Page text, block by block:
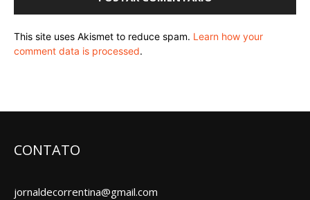
This site uses Akismet to reduce spam. Learn how your
comment data is processed.
CONTATO
jornaldecorrentina@gmail.com